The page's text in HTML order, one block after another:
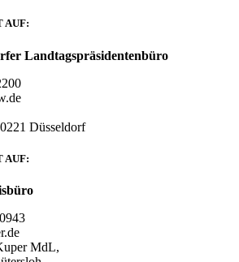
AUF:
Landtagspräsidentenbüro
Düsseldorf
AUF:
MdL,